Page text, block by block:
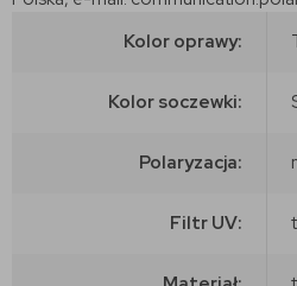
Kolor oprawy:
Kolor soczewki:
Polaryzacja:
Filtr UV: